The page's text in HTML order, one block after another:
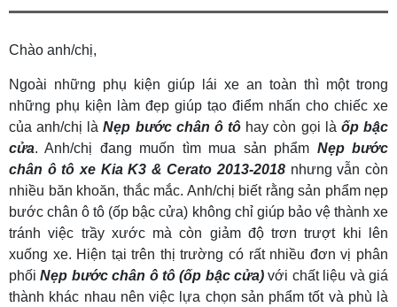
Chào anh/chị,
Ngoài những phụ kiện giúp lái xe an toàn thì một trong
những phụ kiện làm đẹp giúp tạo điểm nhấn cho chiếc xe
của anh/chị làNẹp bước chân ô tô hay còn gọi là ốp bậc
cửa. Anh/chị đang muốn tìm mua sản phẩm Nẹp bước
chân ô tô xe Kia K3 & Cerato 2013-2018 nhưng vẫn còn
nhiều băn khoăn, thắc mắc. Anh/chị biết rằng sản phẩm nẹp
bước chân ô tô (ốp bậc cửa) không chỉ giúp bảo vệ thành xe
tránh việc trầy xước mà còn giảm độ trơn trượt khi lên
xuống xe. Hiện tại trên thị trường có rất nhiều đơn vị phân
phốiNẹp bước chân ô tô (ốp bậc cửa) với chất liệu và giá
thành khác nhau nên việc lựa chọn sản phẩm tốt và phù là